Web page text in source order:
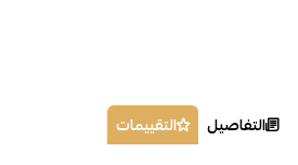
التفاصيل التقييمات